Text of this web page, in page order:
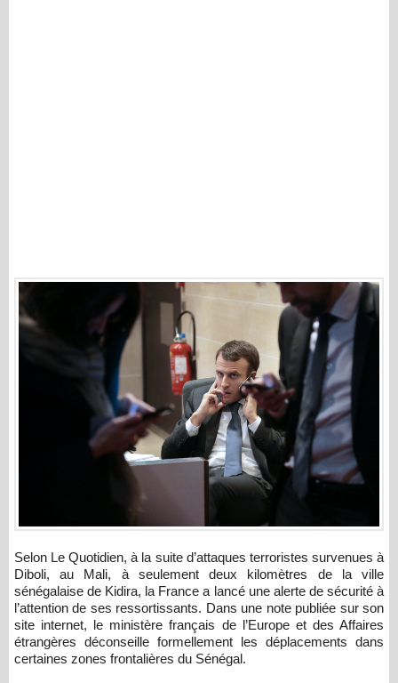
Selon Le Quotidien, à la suite d’attaques terroristes survenues à
Diboli, au Mali, à seulement deux kilomètres de la ville
sénégalaise de Kidira, la France a lancé une alerte de sécurité à
l’attention de ses ressortissants. Dans une note publiée sur son
site internet, le ministère français de l’Europe et des Affaires
étrangères déconseille formellement les déplacements dans
certaines zones frontalières du Sénégal.